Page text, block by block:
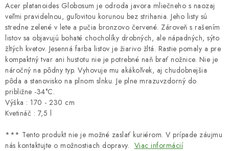
Acer platanoides Globosum je odroda javora mliečneho s naozaj
veľmi pravidelnou, guľovitou korunou bez strihania. Jeho listy sú
stredne zelené v lete a pučia bronzovo červené. Zároveň s rašením
listov sa objavujú bohaté chocholíky drobných, ale nápadných, sýto
žltých kvetov. Jesenná farba listov je žiarivo žltá. Rastie pomaly a pre
kompaktný tvar ani hustotu nie je potrebné naň brať nožnice. Nie je
náročný na pôdny typ. Vyhovuje mu akákoľvek, aj chudobnejšia
pôda a stanovisko na plnom slnku. Je plne mrazuvzdorný do
približne -34°C.
Výška : 170 - 230 cm
Kvetináč : 7,5 l
*** Tento produkt nie je možné zaslať kuriérom. V prípade záujmu
nás kontaktujte o možnostiach dopravy. Viac informácií